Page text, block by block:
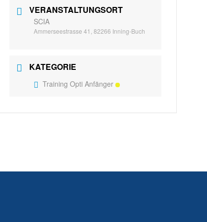
VERANSTALTUNGSORT
SCIA
Ammerseestrasse 41, 82266 Inning-Buch
KATEGORIE
Training Opti Anfänger